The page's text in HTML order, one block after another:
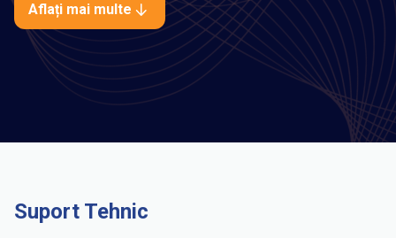
Aflați mai multe
Suport Tehnic